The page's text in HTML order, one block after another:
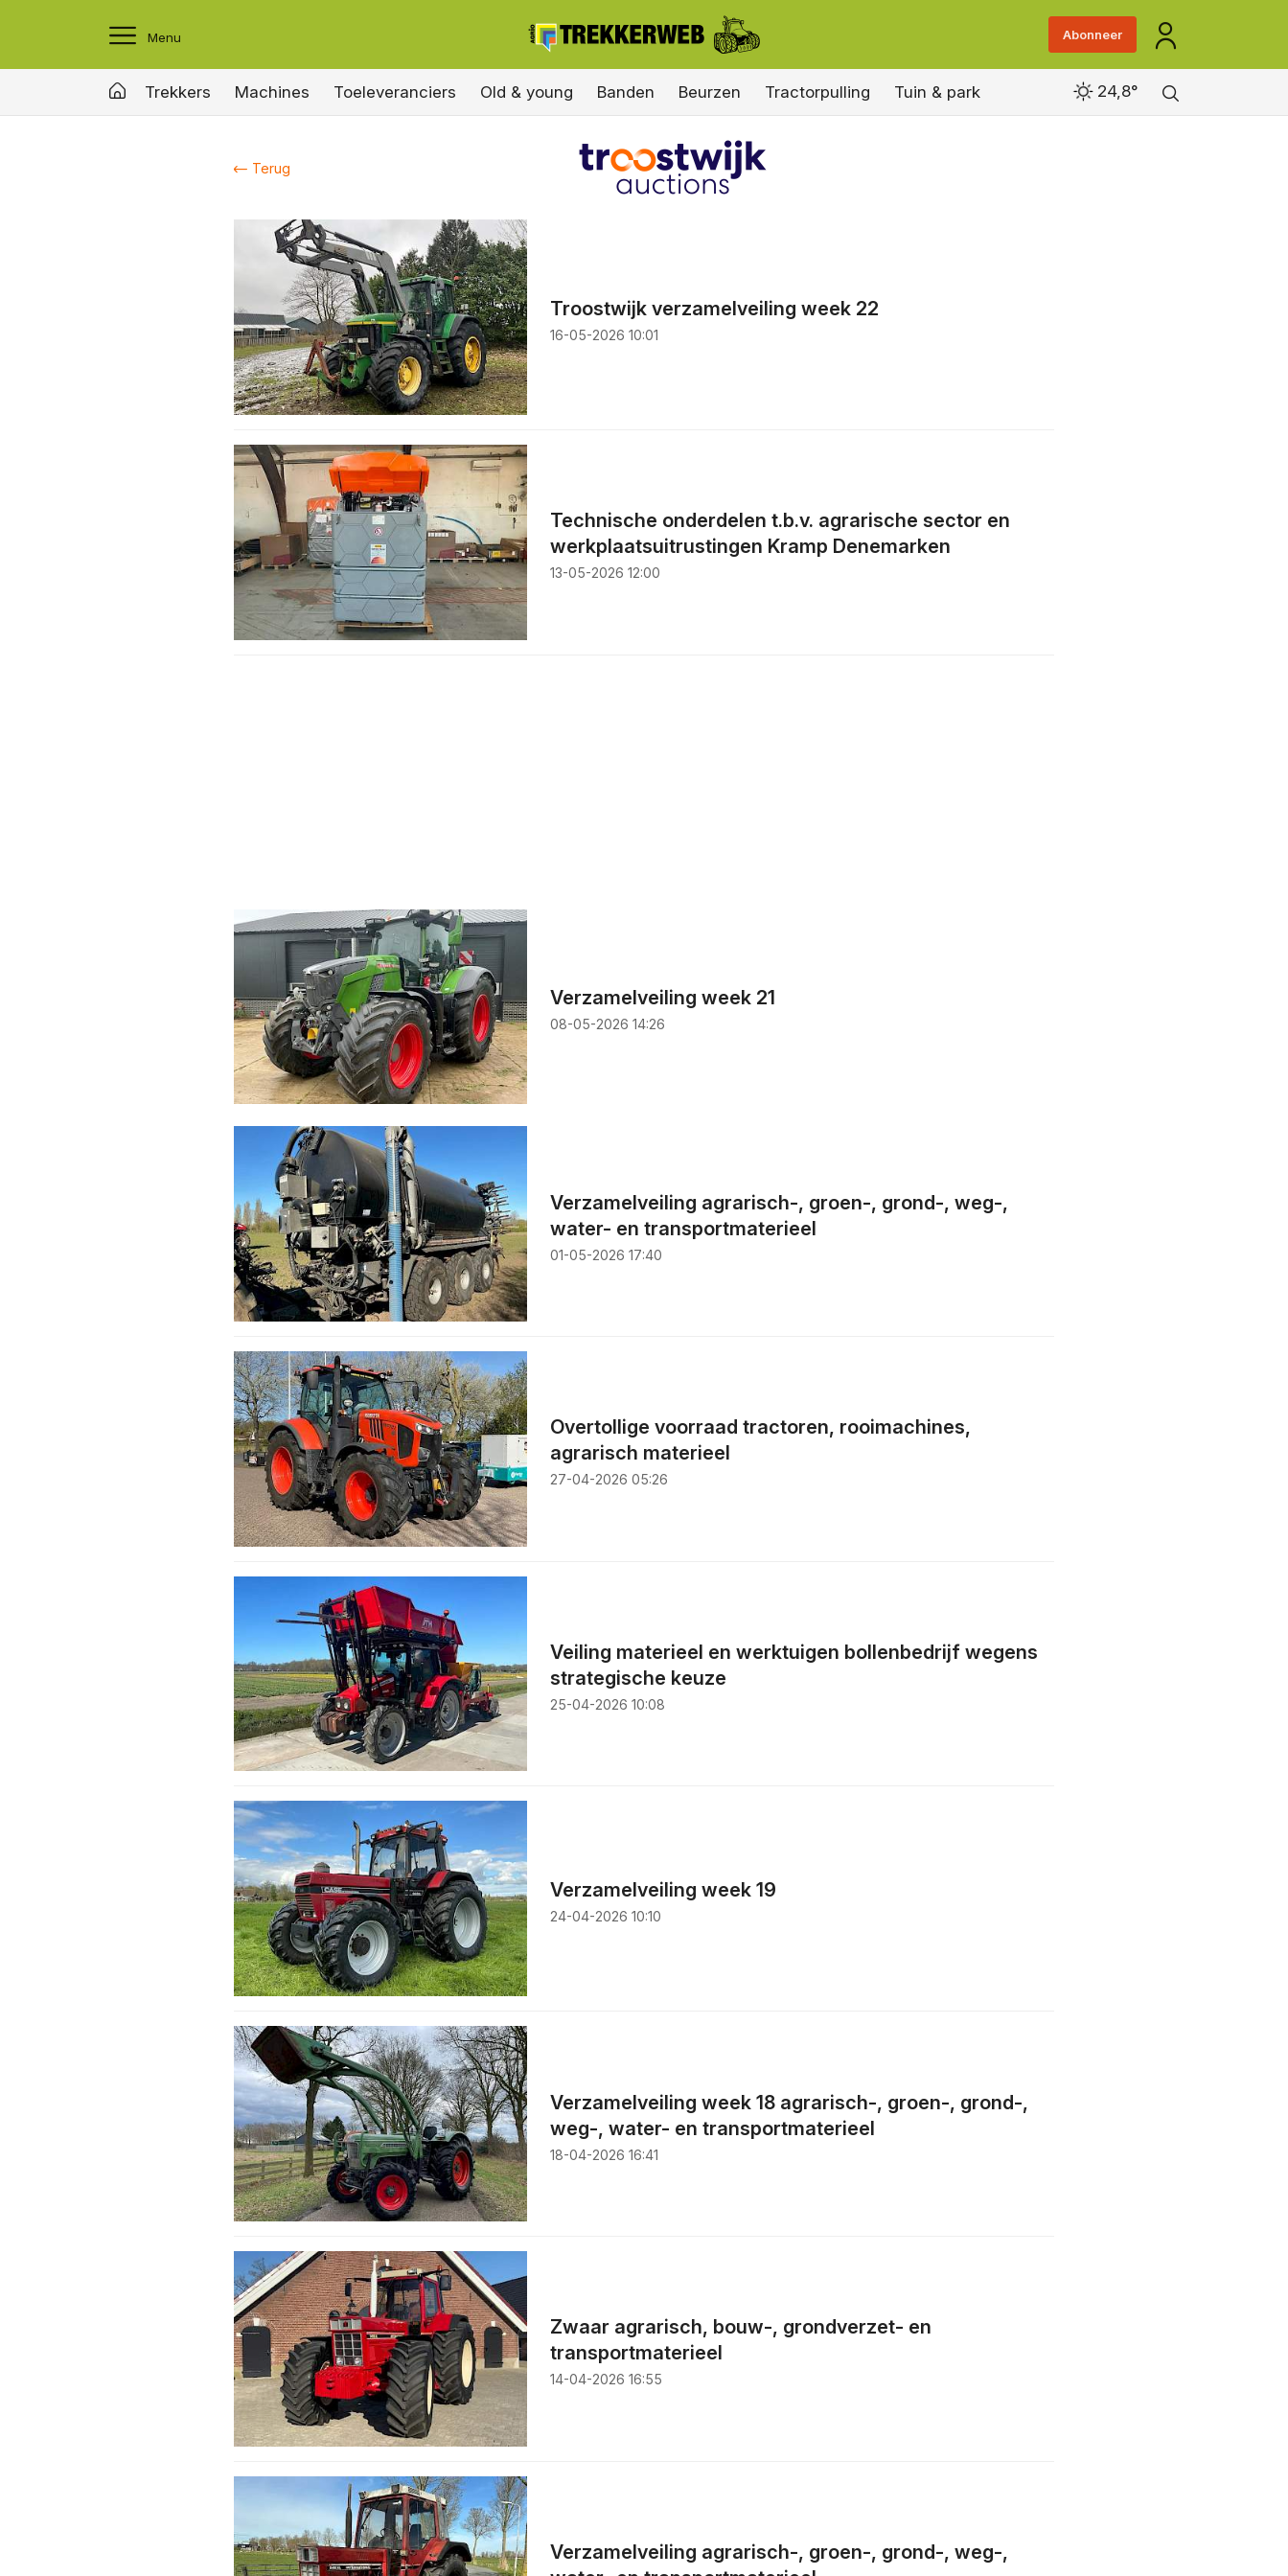
Menu Abonneer
Trekkers Machines Toeleveranciers Old & young Banden Beurzen Tractorpulling Tuin & park 24,8°
Terug
Troostwijk verzamelveiling week 22
16-05-2026 10:01
Technische onderdelen t.b.v. agrarische sector en
werkplaatsuitrustingen Kramp Denemarken
13-05-2026 12:00
Verzamelveiling week 21
08-05-2026 14:26
Verzamelveiling agrarisch-, groen-, grond-, weg-,
water- en transportmaterieel
01-05-2026 17:40
Overtollige voorraad tractoren, rooimachines,
agrarisch materieel
27-04-2026 05:26
Veiling materieel en werktuigen bollenbedrijf wegens
strategische keuze
25-04-2026 10:08
Verzamelveiling week 19
24-04-2026 10:10
Verzamelveiling week 18 agrarisch-, groen-, grond-,
weg-, water- en transportmaterieel
18-04-2026 16:41
Zwaar agrarisch, bouw-, grondverzet- en
transportmaterieel
14-04-2026 16:55
Verzamelveiling agrarisch-, groen-, grond-, weg-,